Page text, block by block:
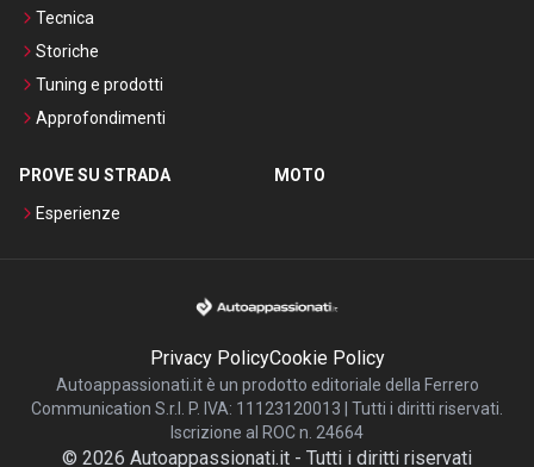
Tecnica
Storiche
Tuning e prodotti
Approfondimenti
PROVE SU STRADA
Esperienze
MOTO
Privacy PolicyCookie Policy
Autoappassionati.it è un prodotto editoriale della Ferrero
Communication S.r.l. P. IVA: 11123120013 | Tutti i diritti riservati.
Iscrizione al ROC n. 24664
© 2026 Autoappassionati.it - Tutti i diritti riservati